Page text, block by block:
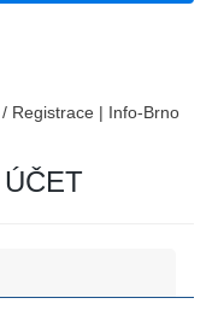
Registrace | Info-Brno